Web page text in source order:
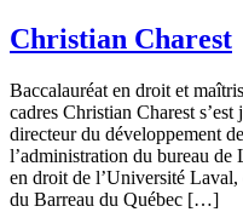
Christian Charest
Baccalauréat en droit et
cadres Christian Charest
directeur du développement
l’administration du bureau de
en droit de l’Université
du Barreau du Québec […]